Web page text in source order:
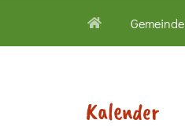
Gemeinde
Kalender